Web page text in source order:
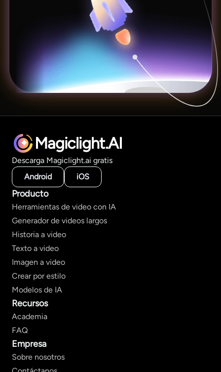
Magiclight.AI
Descarga Magiclight.ai gratis
Android
iOS
Producto
Herramientas de video con IA
Generador de videos largos
Historia a video
Texto a video
Imagen a video
Crear por estilo
Modelos de IA
Recursos
Academia
FAQ
Empresa
Sobre nosotros